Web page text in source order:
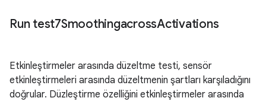
Run test7SmoothingacrossActivations
Etkinleştirmeler arasında düzeltme testi, sensör
etkinleştirmeleri arasında düzeltmenin şartları karşıladığını
doğrular. Düzleştirme özelliğini etkinleştirmeler arasında